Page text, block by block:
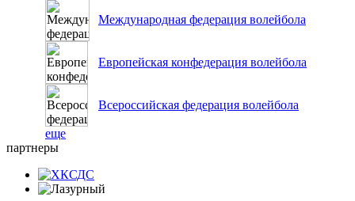
Международная федерация волейбола
Европейская конфедерация волейбола
Всероссийская федерация волейбола
еще
партнеры